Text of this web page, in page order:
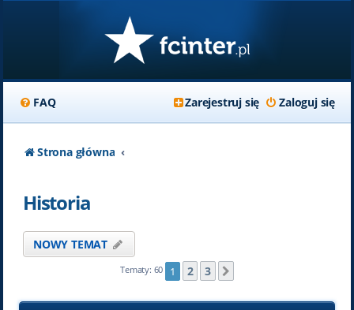
FAQ Zaloguj się
Zarejestruj się
Strona główna
Historia
NOWY TEMAT
Tematy: 60 1 2 3